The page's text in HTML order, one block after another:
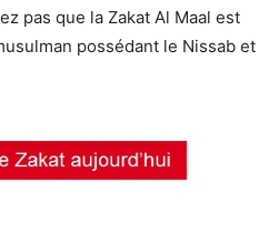
pas que la Zakat Al Maal est
possédant le Nissab et